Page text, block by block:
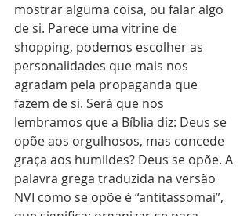
mostrar alguma coisa, ou falar algo
de si. Parece uma vitrine de
shopping, podemos escolher as
personalidades que mais nos
agradam pela propaganda que
fazem de si. Será que nos
lembramos que a Bíblia diz: Deus se
opõe aos orgulhosos, mas concede
graça aos humildes? Deus se opõe. A
palavra grega traduzida na versão
NVI como se opõe é “antitassomai”,